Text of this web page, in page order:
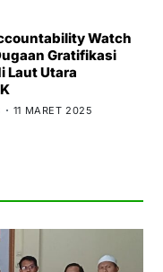
Watch
Gratifikasi
Laut Utara
11 MARET 2025